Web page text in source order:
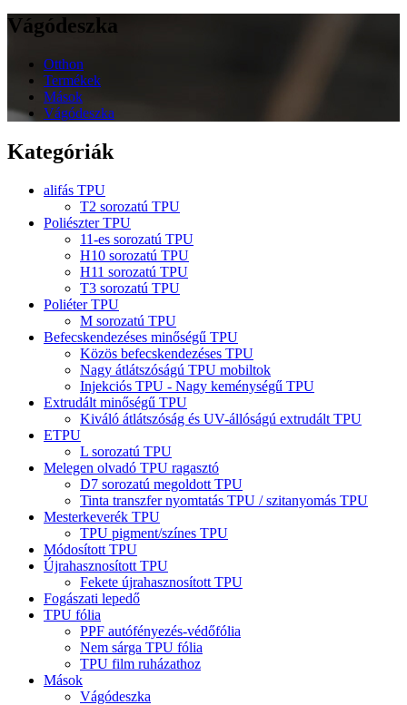
Vágódeszka
Otthon
Termékek
Mások
Vágódeszka
Kategóriák
alifás TPU
T2 sorozatú TPU
Poliészter TPU
11-es sorozatú TPU
H10 sorozatú TPU
H11 sorozatú TPU
T3 sorozatú TPU
Poliéter TPU
M sorozatú TPU
Befecskendezéses minőségű TPU
Közös befecskendezéses TPU
Nagy átlátszóságú TPU mobiltok
Injekciós TPU - Nagy keménységű TPU
Extrudált minőségű TPU
Kiváló átlátszóság és UV-állóságú extrudált TPU
ETPU
L sorozatú TPU
Melegen olvadó TPU ragasztó
D7 sorozatú megoldott TPU
Tinta transzfer nyomtatás TPU / szitanyomás TPU
Mesterkeverék TPU
TPU pigment/színes TPU
Módosított TPU
Újrahasznosított TPU
Fekete újrahasznosított TPU
Fogászati ​​lepedő
TPU fólia
PPF autófényezés-védőfólia
Nem sárga TPU fólia
TPU film ruházathoz
Mások
Vágódeszka